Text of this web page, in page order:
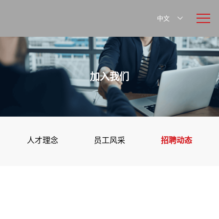
中文
加入我们
人才理念 员工风采 招聘动态